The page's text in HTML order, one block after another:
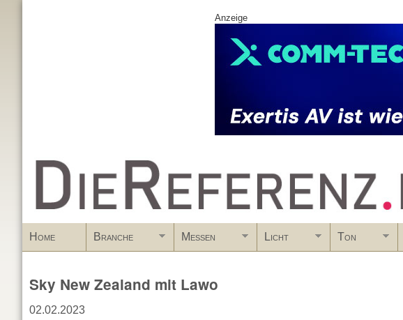
Anzeige
www.DieReferenz.de
Home Branche Messen Licht Ton
Sky New Zealand mit Lawo
02.02.2023